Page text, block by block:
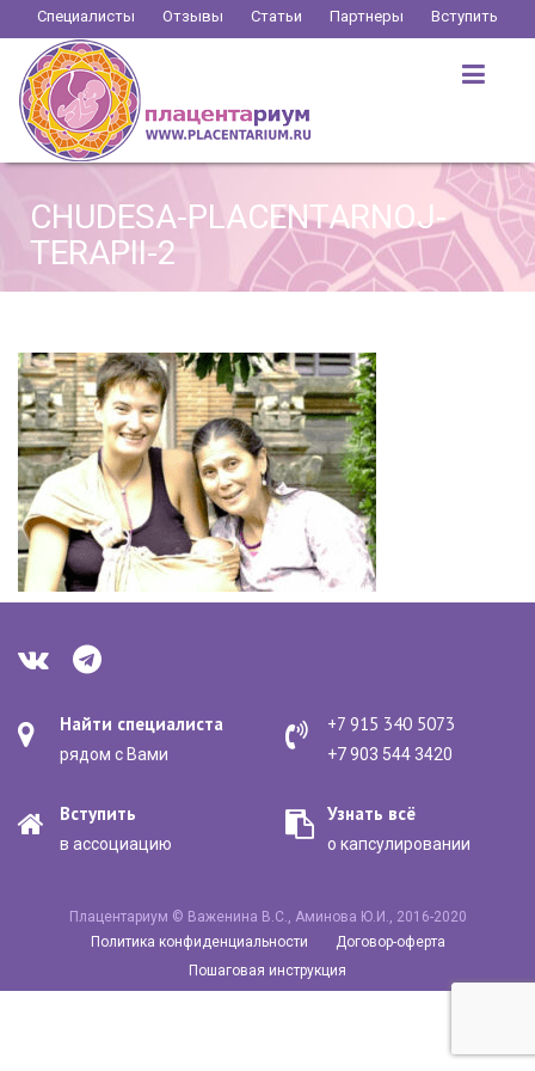
Перейти
к
содержимому
Специалисты Отзывы Статьи Партнеры Вступить
CHUDESA-PLACENTARNOJ-
TERAPII-2
+7 915 340 5073
+7 903 544 3420
Найти специалиста
рядом с Вами
Узнать всё
о капсулировании
Вступить
в ассоциацию
Плацентариум © Важенина В.С., Аминова Ю.И., 2016-2020
Политика конфиденциальности
Договор-оферта
Пошаговая инструкция